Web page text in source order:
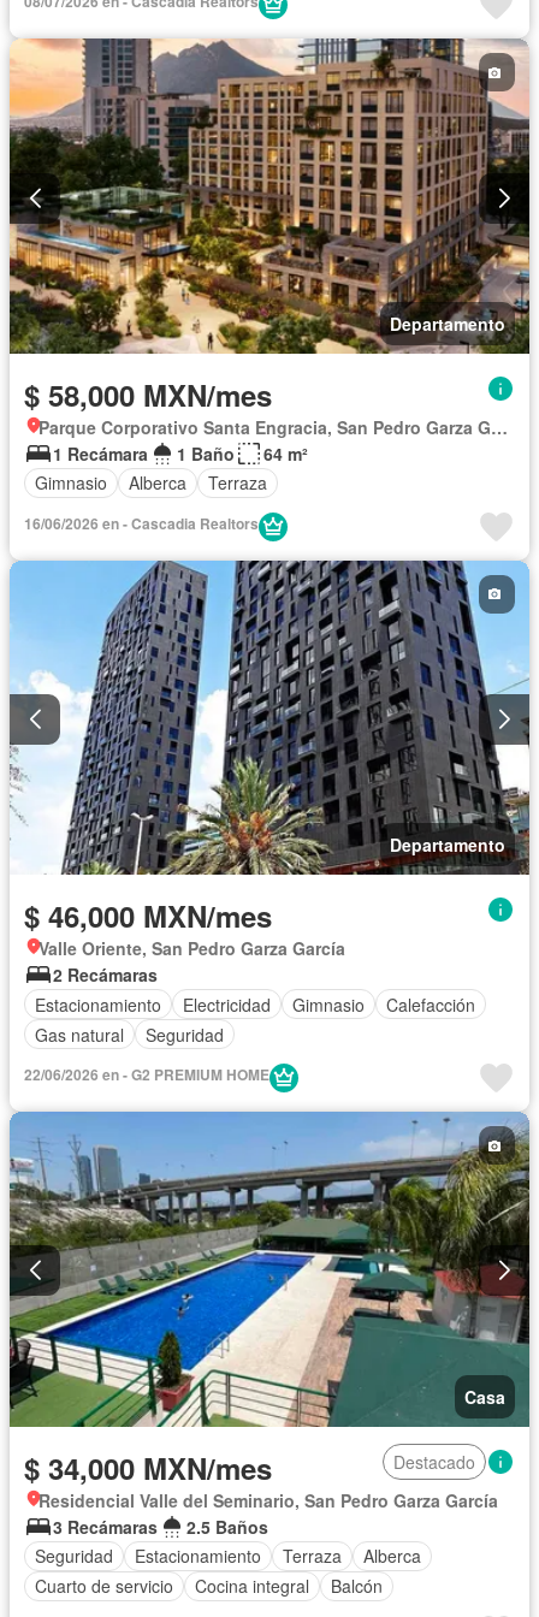
Departamento
$ 58,000 MXN/mes
Parque Corporativo Santa Engracia, San Pedro Garza García
1 Recámara
1 Baño
64 m²
Gimnasio
Alberca Terraza
16/06/2026 en - Cascadia Realtors
Departamento
$ 46,000 MXN/mes
Valle Oriente, San Pedro Garza García
2 Recámaras
Estacionamiento
Electricidad Gimnasio
Calefacción
Gas natural
Seguridad
22/06/2026 en - G2 PREMIUM HOME
Casa
$ 34,000 MXN/mes
Destacado
Residencial Valle del Seminario, San Pedro Garza García
3 Recámaras
2.5 Baños
Seguridad
Estacionamiento Terraza
Alberca
Cuarto de servicio
Cocina integral Balcón